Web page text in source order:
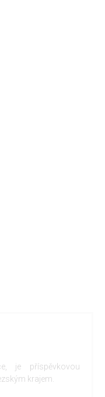
je příspěvkovou
krajem.